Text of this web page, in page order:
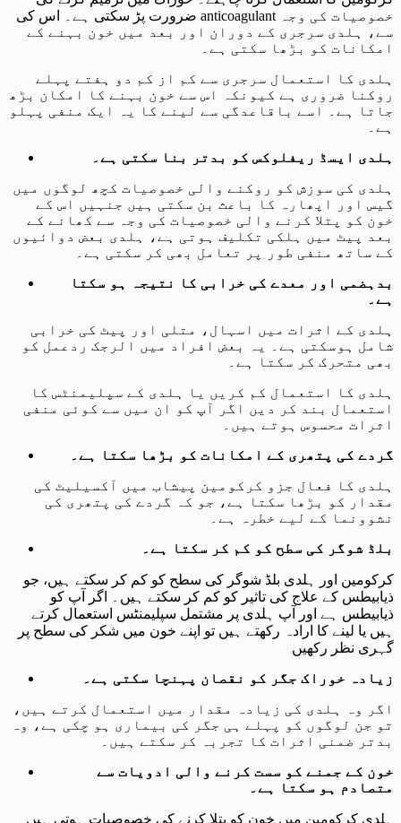
ضرورت پڑ سکتی ہے۔ اس کی anticoagulant خصوصیات کی وجہ
سے، ہلدی سرجری کے دوران اور بعد میں خون بہنے کے
امکانات کو بڑھا سکتی ہے۔
ہلدی کا استعمال سرجری سے کم از کم دو ہفتے پہلے
روکنا ضروری ہے کیونکہ اس سے خون بہنے کا امکان بڑھ
جاتا ہے۔ اسے باقاعدگی سے لینے کا یہ ایک منفی پہلو
ہے۔
ہلدی ایسڈ ریفلوکس کو بدتر بنا سکتی ہے۔
ہلدی کی سوزش کو روکنے والی خصوصیات کچھ لوگوں میں
گیس اور اپھارہ کا باعث بن سکتی ہیں جنہیں اس کے
خون کو پتلا کرنے والی خصوصیات کی وجہ سے کھانے کے
بعد پیٹ میں ہلکی تکلیف ہوتی ہے، ہلدی بعض دوائیوں
کے ساتھ منفی طور پر تعامل بھی کر سکتی ہے۔
بدہضمی اور معدے کی خرابی کا نتیجہ ہو سکتا
ہے۔
ہلدی کے اثرات میں اسہال، متلی اور پیٹ کی خرابی
شامل ہوسکتی ہے۔ یہ بعض افراد میں الرجک ردعمل کو
بھی متحرک کر سکتا ہے۔
ہلدی کا استعمال کم کریں یا ہلدی کے سپلیمنٹس کا
استعمال بند کر دیں اگر آپ کو ان میں سے کوئی منفی
اثرات محسوس ہوتے ہیں۔
گردے کی پتھری کے امکانات کو بڑھا سکتا ہے۔
ہلدی کا فعال جزو کرکومین پیشاب میں آکسیلیٹ کی
مقدار کو بڑھا سکتا ہے، جو کہ گردے کی پتھری کی
نشوونما کے لیے خطرہ ہے۔
بلڈ شوگر کی سطح کو کم کر سکتا ہے۔
کرکومین اور ہلدی بلڈ شوگر کی سطح کو کم کر سکتے ہیں، جو
ذیابیطس کے علاج کی تاثیر کو کم کر سکتے ہیں۔ اگر آپ کو
ذیابیطس ہے اور آپ ہلدی پر مشتمل سپلیمنٹس استعمال کرتے
ہیں یا لینے کا ارادہ رکھتے ہیں تو اپنے خون میں شکر کی سطح پر
گہری نظر رکھیں
زیادہ خوراک جگر کو نقصان پہنچا سکتی ہے۔
اگر وہ ہلدی کی زیادہ مقدار میں استعمال کرتے ہیں،
تو جن لوگوں کو پہلے ہی جگر کی بیماری ہو چکی ہے، وہ
بدتر ضمنی اثرات کا تجربہ کر سکتے ہیں۔
خون کے جمنے کو سست کرنے والی ادویات سے
متصادم ہو سکتا ہے۔
ہلدی کرکومین میں خون کو پتلا کرنے کی خصوصیات ہوتی ہیں